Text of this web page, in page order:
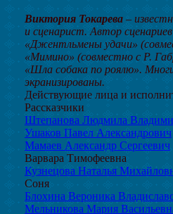
Виктория Токарева –
и сценарист. Автор
«Джентльмены удачи»
«Мимино» (совместно с Р.
«Шла собака по роялю».
экранизированы.
Действующие лица и
Рассказчики
Штепанова Людмила
Ушаков Павел Александрович
Мамаев Александр Сергеевич
Варвара Тимофеевна
Кузнецова Наталья
Соня
Блохина Вероника
Мельникова Мария